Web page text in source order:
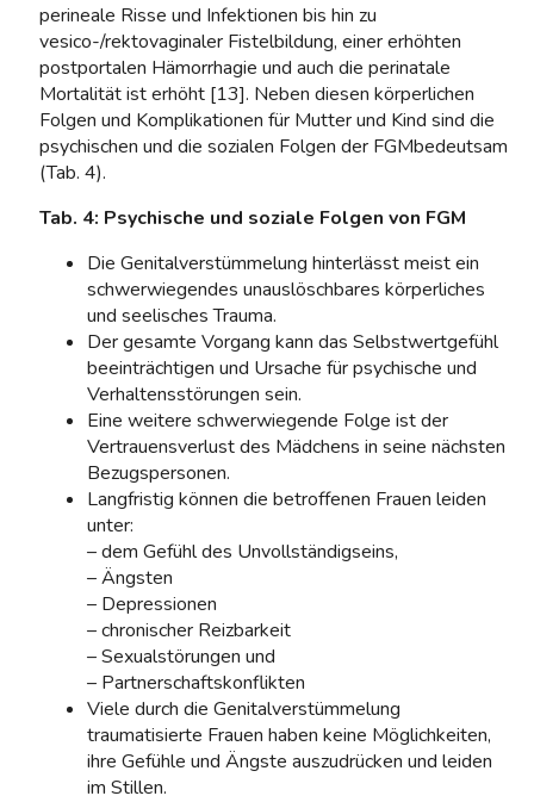
perineale Risse und Infektionen bis hin zu
vesico-/rektovaginaler Fistelbildung, einer erhöhten
postportalen Hämorrhagie und auch die perinatale
Mortalität ist erhöht [13]. Neben diesen körperlichen
Folgen und Komplikationen für Mutter und Kind sind die
psychischen und die sozialen Folgen der FGMbedeutsam
(Tab. 4).
Tab. 4: Psychische und soziale Folgen von FGM
Die Genitalverstümmelung hinterlässt meist ein
schwerwiegendes unauslöschbares körperliches
und seelisches Trauma.
Der gesamte Vorgang kann das Selbstwertgefühl
beeinträchtigen und Ursache für psychische und
Verhaltensstörungen sein.
Eine weitere schwerwiegende Folge ist der
Vertrauensverlust des Mädchens in seine nächsten
Bezugspersonen.
Langfristig können die betroffenen Frauen leiden
unter:
– dem Gefühl des Unvollständigseins,
– Ängsten
– Depressionen
– chronischer Reizbarkeit
– Sexualstörungen und
– Partnerschaftskonflikten
Viele durch die Genitalverstümmelung
traumatisierte Frauen haben keine Möglichkeiten,
ihre Gefühle und Ängste auszudrücken und leiden
im Stillen.